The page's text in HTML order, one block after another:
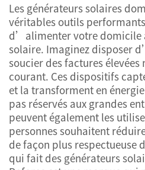
Produits
Services
Actualités
Contactez-nous
Les générateurs solaires
véritables outils
d’alimenter votre
solaire. Imaginez disposer
soucier des factures élevées
courant. Ces dispositifs
et la transforment en
pas réservés aux grandes
peuvent également les
personnes souhaitent
de façon plus respectueuse
qui fait des générateurs